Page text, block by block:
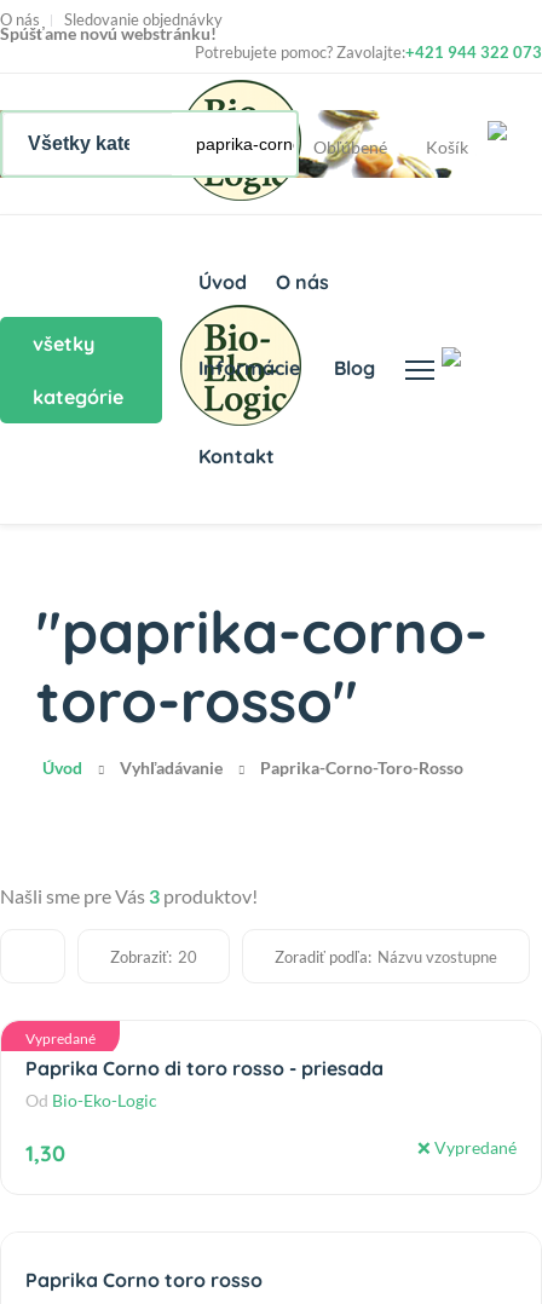
O nás Sledovanie objednávky
Spúšťame novú webstránku!
Potrebujete pomoc? Zavolajte:+421 944 322 073
Obľúbené Košík
všetky
kategórie
Úvod O nás
Informácie Blog
Kontakt
"paprika-corno-
toro-rosso"
Úvod Vyhľadávanie Paprika-Corno-Toro-Rosso
Našli sme pre Vás 3 produktov!
Zobraziť: 20 Zoradiť podľa: Názvu vzostupne
Vypredané
Paprika Corno di toro rosso - priesada
Od Bio-Eko-Logic
1,30 ❌ Vypredané
Paprika Corno toro rosso